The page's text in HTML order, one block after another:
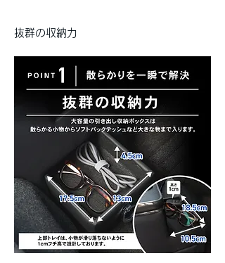
抜群の収納力